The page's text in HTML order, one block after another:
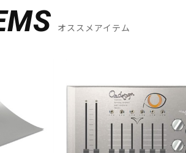
オススメアイテム